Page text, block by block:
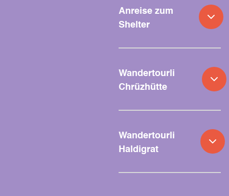
Anreise zum
Shelter
Wandertourli
Chrüzhütte
Wandertourli
Haldigrat